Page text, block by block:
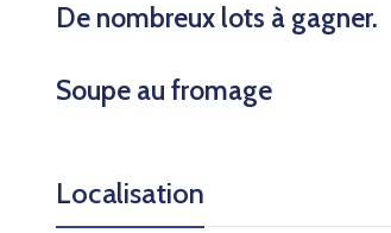
De nombreux lots à gagner.
Soupe au fromage
Localisation